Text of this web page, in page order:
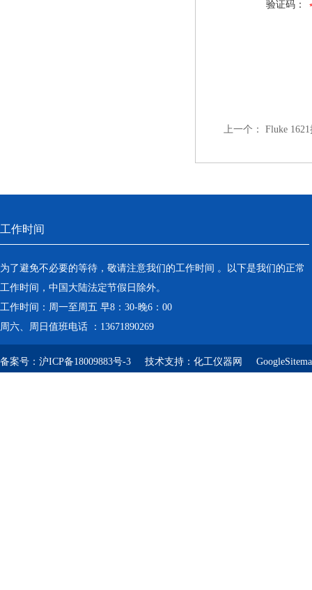
验证码：
上一个： Fluke
工作时间
为了避免不必要的等待，敬请注意我们的工作时间 。以下是我们的正常
工作时间，中国大陆法定节假日除外。
工作时间：周一至周五 早8：30-晚6：00
周六、周日值班电话 ：13671890269
备案号： 沪ICP备18009883号-3 技术支持： 化工仪器网